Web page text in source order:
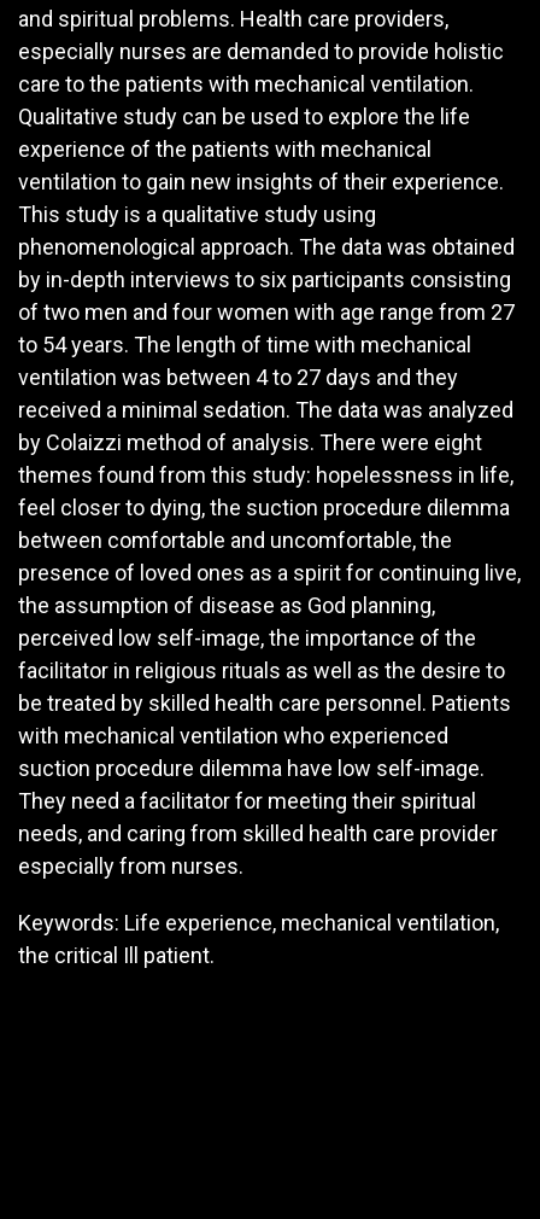
and spiritual problems. Health care providers,
especially nurses are demanded to provide holistic
care to the patients with mechanical ventilation.
Qualitative study can be used to explore the life
experience of the patients with mechanical
ventilation to gain new insights of their experience.
This study is a qualitative study using
phenomenological approach. The data was obtained
by in-depth interviews to six participants consisting
of two men and four women with age range from 27
to 54 years. The length of time with mechanical
ventilation was between 4 to 27 days and they
received a minimal sedation. The data was analyzed
by Colaizzi method of analysis. There were eight
themes found from this study: hopelessness in life,
feel closer to dying, the suction procedure dilemma
between comfortable and uncomfortable, the
presence of loved ones as a spirit for continuing live,
the assumption of disease as God planning,
perceived low self-image, the importance of the
facilitator in religious rituals as well as the desire to
be treated by skilled health care personnel. Patients
with mechanical ventilation who experienced
suction procedure dilemma have low self-image.
They need a facilitator for meeting their spiritual
needs, and caring from skilled health care provider
especially from nurses.
Keywords: Life experience, mechanical ventilation,
the critical Ill patient.